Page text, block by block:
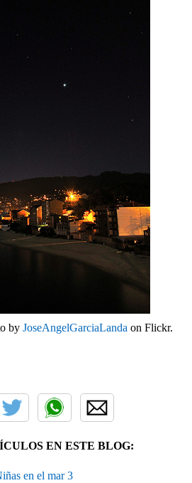
by JoseAngelGarciaLanda on Flickr.
EN ESTE BLOG:
en el mar 3